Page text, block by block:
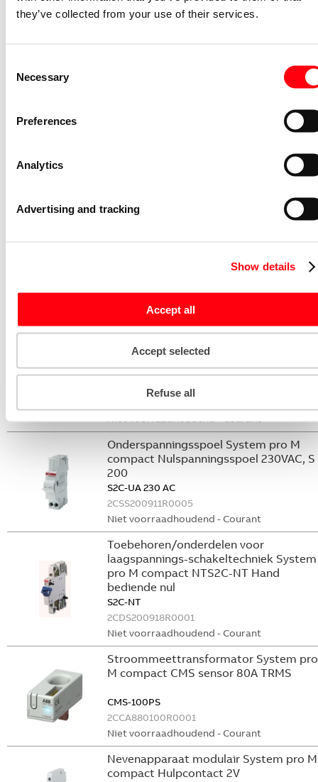
they’ve collected from your use of their services.
Selection
Necessary
Preferences
Analytics
Advertising and tracking
Show details
Accept all
Accept selected
Refuse all
2CCA880101R0001
Niet voorraadhoudend - Courant
compact Through the door operator
M compact CMS sensor 20A TRMS
2CCA880102R0001
Niet voorraadhoudend - Courant
2CDS200936R0002
Niet voorraadhoudend - Courant
Nevenapparaat modulair System pro M
compact Hulpcontact
S2C-H6-02R
Niet voorraadhoudend - Courant
Onderspanningsspoel System pro M
compact Nulspanningsspoel 230VAC, S
200
S2C-UA 230 AC
2CSS200911R0005
Niet voorraadhoudend - Courant
Toebehoren/onderdelen voor
laagspannings-schakeltechniek System
pro M compact NTS2C-NT Hand
bediende nul
S2C-NT
2CDS200918R0001
Niet voorraadhoudend - Courant
Stroommeettransformator System pro
M compact CMS sensor 80A TRMS
CMS-100PS
2CCA880100R0001
Niet voorraadhoudend - Courant
Nevenapparaat modulair System pro M
compact Hulpcontact 2V